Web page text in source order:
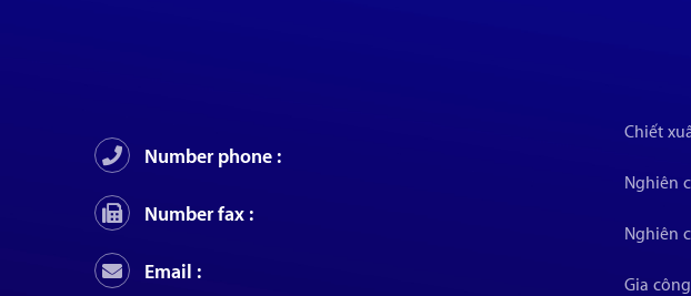
Number phone :
Number fax :
Email :
Chiết
Nghiên
Nghiên
Gia